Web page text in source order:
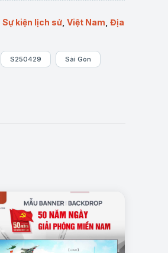
Sự kiện lịch sử Việt Nam Địa
S250429 Sài Gòn